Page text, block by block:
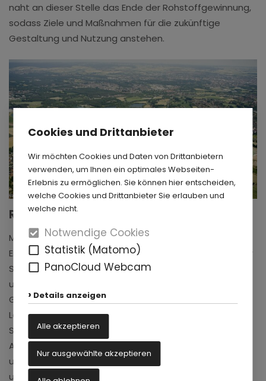
Cookies und Drittanbieter
Wir möchten Cookies und Daten von Drittanbietern
verwenden, um Ihnen ein optimales Webseiten-
Erlebnis zu ermöglichen. Sie können hier entscheiden,
welche Cookies und Drittanbieter Sie erlauben und
welche nicht.
Notwendige Cookies
Statistik (Matomo)
PanoCloud Webcam
Details anzeigen
Alle akzeptieren
Nur ausgewählte akzeptieren
naht an dieser Stelle das Ende der Rohstoffgewinnung,
sodass Ziele und Maßnahmen für die zukünftige
Gestaltung und Nutzung anstehen.
Rahmenplanung Lippesee
Mit der Aufnahme der Abgrabungen wurde die
Entstehung von Lippesee, Nesthauser See und weiterer
Seen in der Nachbarschaft geplant, um ein Erholungs-
und Freizeitareal für Paderborn zu schaffen. Die
Grabungen und deren Ausbreitung bedeuteten für die
Landschaft zwischen den Stadtteilen Sande, Elsen und
Schloß Neuhaus beständigen Wandel: Mit der
Auskiesung wuchsen die Wasserflächen und man
unternahm parallel erste Ausbauphasen von Freizeit-
und Erholungsangeboten.